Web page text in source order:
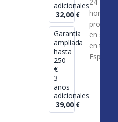
adicionales
32,00 €
Garantía
ampliada
hasta
250
€ –
3
años
adicionales
39,00 €
24-72
horas en
productos
en stock
en toda
España